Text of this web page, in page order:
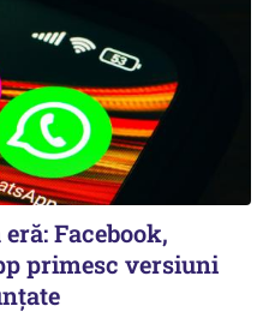
Facebook,
primesc versiuni